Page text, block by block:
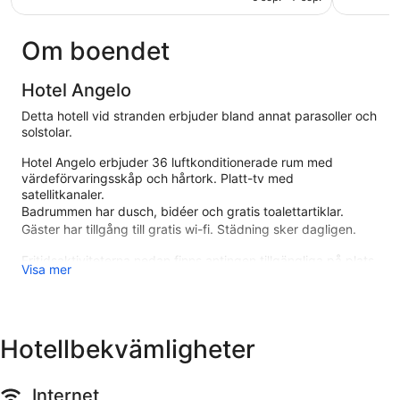
Om boendet
Hotel Angelo
Detta hotell vid stranden erbjuder bland annat parasoller och
solstolar.
Hotel Angelo erbjuder 36 luftkonditionerade rum med
värdeförvaringsskåp och hårtork. Platt-tv med
satellitkanaler.
Badrummen har dusch, bidéer och gratis toalettartiklar.
Gäster har tillgång till gratis wi-fi. Städning sker dagligen.
Fritidsaktiviteterna nedan finns antingen tillgängliga på plats
eller i närheten. Avgifter kan tillkomma.
och Caorles västra strand. Detta hotell med 3 stjärnor har 36
rum och erbjuder en privat strand, gratis wi-fi på rummet och
Visa mer
Hotellbekvämligheter
Internet